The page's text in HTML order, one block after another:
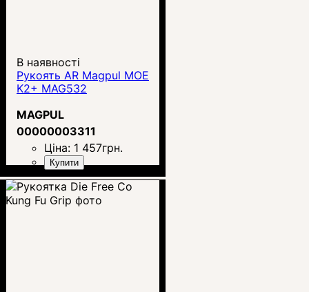
В наявності
Рукоять AR Magpul MOE
K2+ MAG532
MAGPUL
00000003311
Ціна: 1 457грн.
Купити